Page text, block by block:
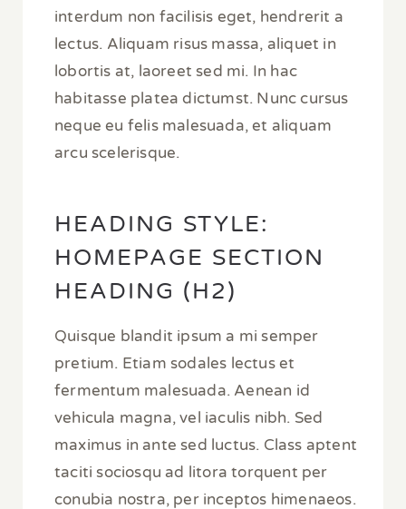
interdum non facilisis eget, hendrerit a
lectus. Aliquam risus massa, aliquet in
lobortis at, laoreet sed mi. In hac
habitasse platea dictumst. Nunc cursus
neque eu felis malesuada, et aliquam
arcu scelerisque.
HEADING STYLE:
HOMEPAGE SECTION
HEADING (H2)
Quisque blandit ipsum a mi semper
pretium. Etiam sodales lectus et
fermentum malesuada. Aenean id
vehicula magna, vel iaculis nibh. Sed
maximus in ante sed luctus. Class aptent
taciti sociosqu ad litora torquent per
conubia nostra, per inceptos himenaeos.